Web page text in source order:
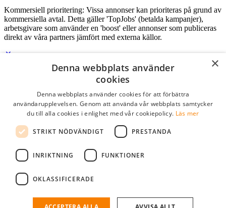
Kommersiell prioritering: Vissa annonser kan prioriteras på grund av
kommersiella avtal. Detta gäller 'TopJobs' (betalda kampanjer),
arbetsgivare som använder en 'boost' eller annonser som publiceras
direkt av våra partners jämfört med externa källor.
Logga in som företag
Lösenord
kom ihåg mig
logga in
Kostnadsfri företagsprofil
och söka efter passande kandidater till ditt företag.
×
Denna webbplats använder
cookies
Denna webbplats använder cookies för att förbättra
användarupplevelsen. Genom att använda vår webbplats samtycker
du till alla cookies i enlighet med vår cookiepolicy. Läs mer
STRIKT NÖDVÄNDIGT PRESTANDA
INRIKTNING FUNKTIONER
OKLASSIFICERADE